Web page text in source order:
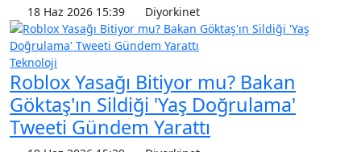
18 Haz 2026 15:39 Diyorkinet
Teknoloji
Roblox Yasağı Bitiyor mu? Bakan
Göktaş'ın Sildiği 'Yaş Doğrulama'
Tweeti Gündem Yarattı